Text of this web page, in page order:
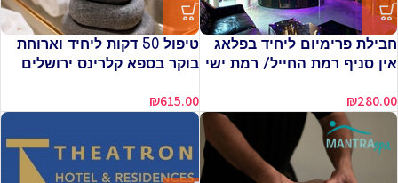
חבילת פרימיום ליחיד בפלאג
אין סניף רמת החייל/ רמת ישי
₪280.00
טיפול 50 דקות ליחיד וארוחת
בוקר בספא קלרינס ירושלים
₪615.00